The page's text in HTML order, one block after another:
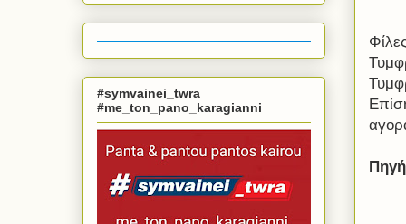
#symvainei_twra
#me_ton_pano_karagianni